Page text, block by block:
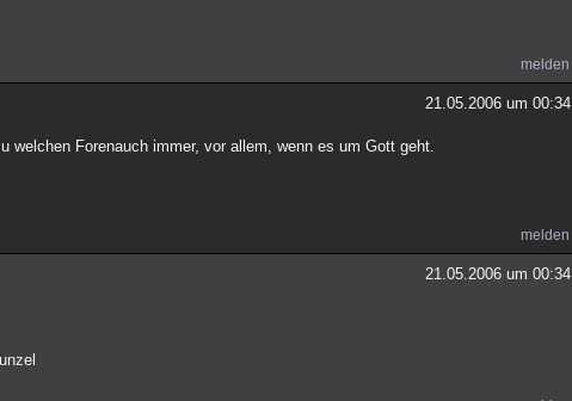
melden
21.05.2006 um 00:34
Forenauch immer, vor allem, wenn es um Gott geht.
melden
21.05.2006 um 00:34